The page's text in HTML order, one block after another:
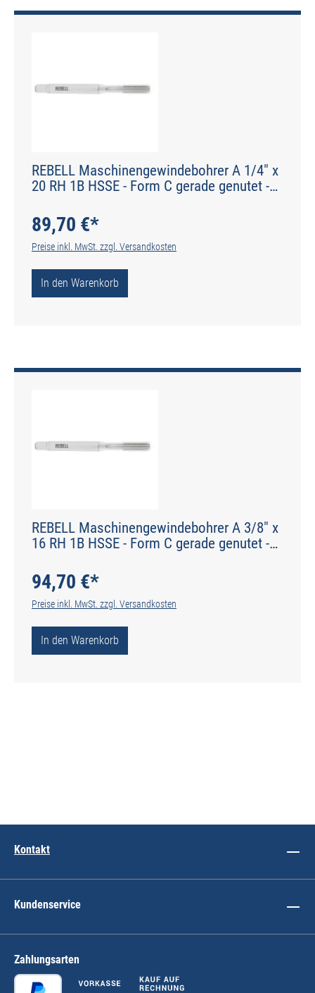
REBELL Maschinengewindebohrer A 1/4" x
20 RH 1B HSSE - Form C gerade genutet -
89,70 €*
Preise inkl. MwSt. zzgl. Versandkosten
In den Warenkorb
REBELL Maschinengewindebohrer A 3/8" x
16 RH 1B HSSE - Form C gerade genutet -
94,70 €*
Preise inkl. MwSt. zzgl. Versandkosten
In den Warenkorb
Kontakt
Kundenservice
Zahlungsarten